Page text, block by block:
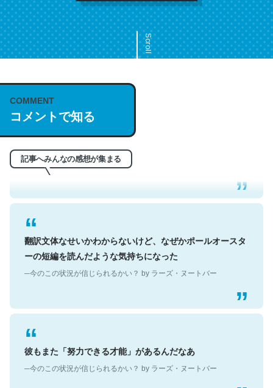
Scroll
COMMENT
コメントで知る
記事へみんなの感想が集まる
これは名文。彼はとてもクレバーなんだろうなと凄く思
う。英語少しでも読める人は原文もお勧め。自分はこの流
れ好き。Let’s Fucking Go. Then Covid hit. Shit.
─今のこの状況が信じられるかい？ by ラーズ・ヌートバー
翻訳文体なせいかわからないけど、なぜかポールオースタ
ーの短編を読んだような気持ちになった
─今のこの状況が信じられるかい？ by ラーズ・ヌートバー
彼もまた「努力できる才能」があるんだなあ
─今のこの状況が信じられるかい？ by ラーズ・ヌートバー